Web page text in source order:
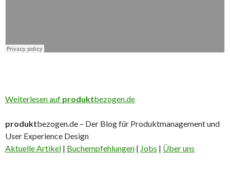
Weiterlesen auf produktbezogen.de
produktbezogen.de – Der Blog für Produktmanagement und
User Experience Design
Aktuelle Artikel | Buchempfehlungen | Jobs | Über uns